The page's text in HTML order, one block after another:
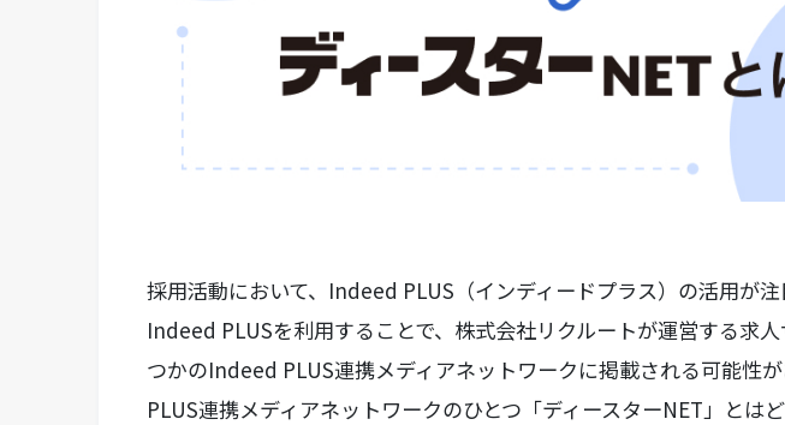
採用活動において、Indeed PLUS（インディードプラス）の活用が注
Indeed PLUSを利用することで、株式会社リクルートが運営する求
つかのIndeed PLUS連携メディアネットワークに掲載される可能性
PLUS連携メディアネットワークのひとつ「ディースターNET」とは